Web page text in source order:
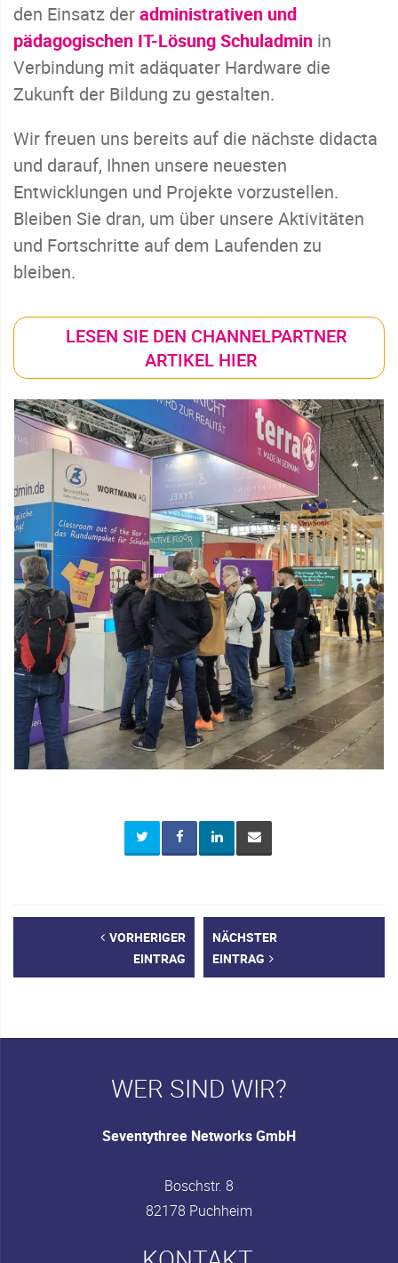
den Einsatz deradministrativen und
pädagogischen IT-Lösung Schuladmin in
Verbindung mit adäquater Hardware die
Zukunft der Bildung zu gestalten.
Wir freuen uns bereits auf die nächste didacta
und darauf, Ihnen unsere neuesten
Entwicklungen und Projekte vorzustellen.
Bleiben Sie dran, um über unsere Aktivitäten
und Fortschritte auf dem Laufenden zu
bleiben.
LESEN SIE DEN CHANNELPARTNER
ARTIKEL HIER
VORHERIGER
EINTRAG
NÄCHSTER
EINTRAG
WER SIND WIR?
Seventythree Networks GmbH
Boschstr. 8
82178 Puchheim